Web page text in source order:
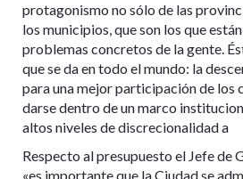
protagonismo no sólo de las
los municipios, que son los que
problemas concretos de la gente.
que se da en todo el mundo: la
para una mejor participación de los
darse dentro de un marco
altos niveles de discrecionalidad a
Respecto al presupuesto el Jefe de
«es importante que la Ciudad se